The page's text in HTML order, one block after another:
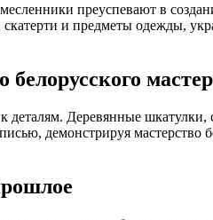
преуспевают в
и предметы одежды,
Деревянные
демонстрируя мастерство